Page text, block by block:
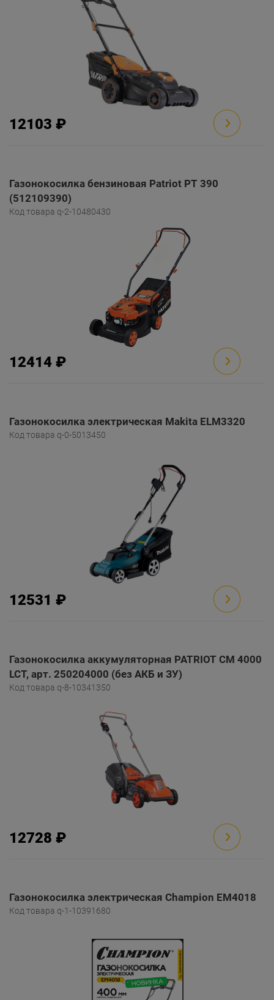
12103 ₽
Газонокосилка бензиновая Patriot PT 390
(512109390)
Код товара q-2-10480430
12414 ₽
Газонокосилка электрическая Makita ELM3320
Код товара q-0-5013450
12531 ₽
Газонокосилка аккумуляторная PATRIOT CM 4000
LCT, арт. 250204000 (без АКБ и ЗУ)
Код товара q-8-10341350
12728 ₽
Газонокосилка электрическая Champion EM4018
Код товара q-1-10391680